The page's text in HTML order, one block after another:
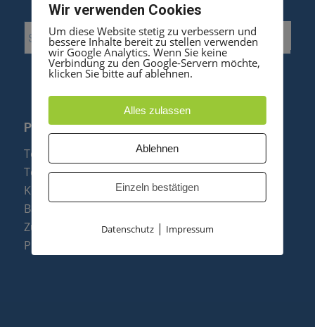
PRODUKTE
Telefonanlagen
Telefone
Konftel Konferenztelefone
Baugruppen
Zubehör & Ersatzteile
Produktzusammenfassung
Wir verwenden Cookies
Um diese Website stetig zu verbessern und
bessere Inhalte bereit zu stellen verwenden
wir Google Analytics. Wenn Sie keine
Verbindung zu den Google-Servern möchte,
klicken Sie bitte auf ablehnen.
Alles zulassen
Ablehnen
Einzeln bestätigen
Datenschutz| Impressum